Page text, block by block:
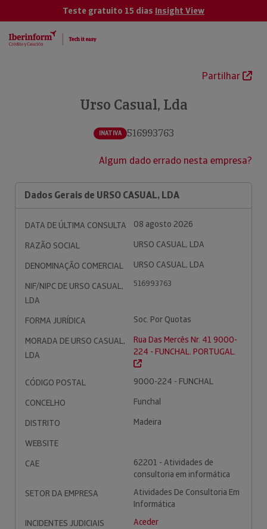
Teste gratuito 15 dias Insight View
Partilhar
Urso Casual, Lda
INATIVA 516993763
Algum dado errado nesta empresa?
Dados Gerais de URSO CASUAL, LDA
DATA DE ÚLTIMA CONSULTA
08 agosto 2026
RAZÃO SOCIAL
URSO CASUAL, LDA
DENOMINAÇÃO COMERCIAL
URSO CASUAL, LDA
NIF/NIPC DE URSO CASUAL,
LDA
516993763
FORMA JURÍDICA
Soc. Por Quotas
MORADA DE URSO CASUAL,
LDA
Rua Das Mercês Nr. 41 9000-
224 - FUNCHAL. PORTUGAL.
CÓDIGO POSTAL
9000-224 - FUNCHAL
CONCELHO
Funchal
DISTRITO
Madeira
WEBSITE
CAE
62201 - Atividades de
consultoria em informática
SETOR DA EMPRESA
Atividades De Consultoria Em
Informática
INCIDENTES JUDICIAIS
Aceder